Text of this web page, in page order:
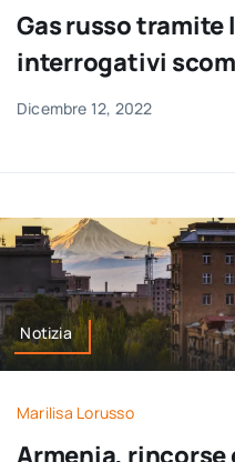
Gas russo tramite
interrogativi
Dicembre 12, 2022
Notizia
Marilisa Lorusso
Armenia,